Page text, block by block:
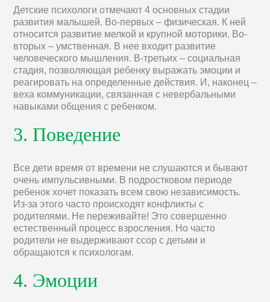
Детские психологи отмечают 4 основных стадии
развития малышей. Во-первых – физическая. К ней
относится развитие мелкой и крупной моторики. Во-
вторых – умственная. В нее входит развитие
человеческого мышления. В-третьих – социальная
стадия, позволяющая ребенку выражать эмоции и
реагировать на определенные действия. И, наконец –
веха коммуникации, связанная с невербальными
навыками общения с ребенком.
3. Поведение
Все дети время от времени не слушаются и бывают
очень импульсивными. В подростковом периоде
ребенок хочет показать всем свою независимость.
Из-за этого часто происходят конфликты с
родителями. Не переживайте! Это совершенно
естественный процесс взросления. Но часто
родители не выдерживают ссор с детьми и
обращаются к психологам.
4. Эмоции